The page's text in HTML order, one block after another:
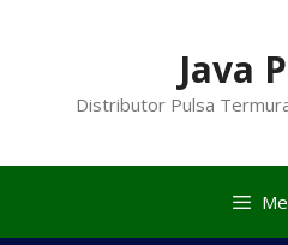
Java
Distributor Pulsa